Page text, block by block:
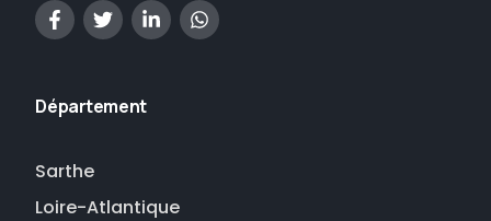
Département
Sarthe
Loire-Atlantique